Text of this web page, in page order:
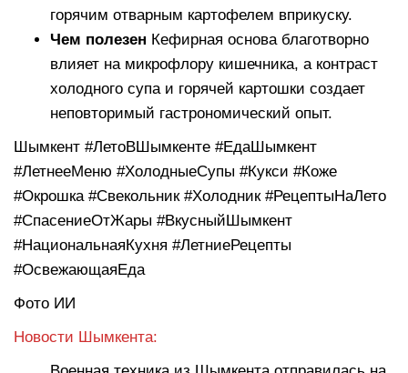
горячим отварным картофелем вприкуску.
Чем полезен Кефирная основа благотворно
влияет на микрофлору кишечника, а контраст
холодного супа и горячей картошки создает
неповторимый гастрономический опыт.
Шымкент #ЛетоВШымкенте #ЕдаШымкент
#ЛетнееМеню #ХолодныеСупы #Кукси #Коже
#Окрошка #Свекольник #Холодник #РецептыНаЛето
#СпасениеОтЖары #ВкусныйШымкент
#НациональнаяКухня #ЛетниеРецепты
#ОсвежающаяЕда
Фото ИИ
Новости Шымкента: